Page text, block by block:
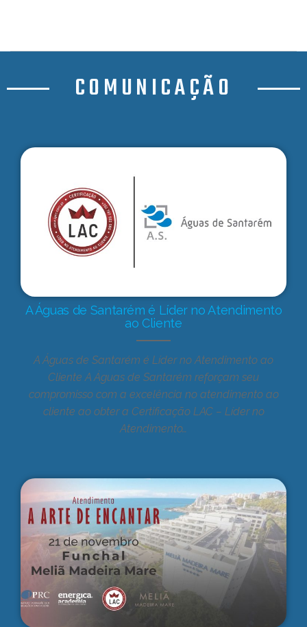
COMUNICAÇÃO
A Águas de Santarém é Líder no Atendimento
ao Cliente
A Águas de Santarém é Líder no Atendimento ao
Cliente A Águas de Santarém reforçam seu
compromisso com a excelência no atendimento ao
cliente ao obter a Certificação LAC – Líder no
Atendimento…